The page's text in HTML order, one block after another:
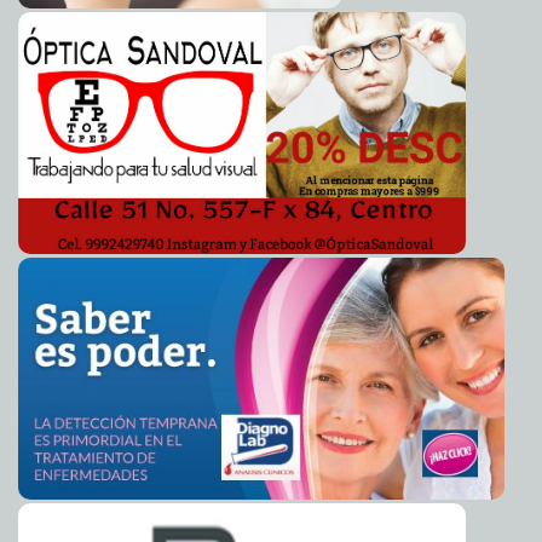
2013-02-08 08:26:35 Atentados matan a 31 chiitas en Irak A7
2013-02-08 08:16:55 Rupert Murdoch indemniza a Sarah Ferguson
Mari Tere
Menéndez Monforte
2013-02-08 08:08:37 Hospital británico, en condiciones tercermudistas
2013-02-08 08:06:04 Definitivo: el meteorito de Chicxulub sí mató a los
dinosaurios A7
2013-02-08 07:53:15 JLo compra máquina antiarrugas de 25,000 dólares
Tere Menéndez Monforte
Retan a comerse hamburguesa de 7,000 calorías
Tere Menéndez Monforte
2013-02-08 07:33:28 “Por brujería” queman viva a una mujer en Papúa
2013-02-08 07:28:24 'Cazan' a ex policía por triple asesinato
2013-02-08 07:25:39 Encuentran el número primo más largo del mundo Mari
Tere Menéndez Monforte
En Brasil, calientan motores Mari Tere Menéndez Monforte
2013-02-07 20:26:00 Compañía demanda a Lance Armstrong por 12 mdd
Mari Tere Menéndez Monforte
2013-02-07 20:21:29 Egipcias van a la Plaza Tahrir 'para ser violadas' A7
2013-02-07 20:17:48 Renán, 'fervoroso creyente' en la participación